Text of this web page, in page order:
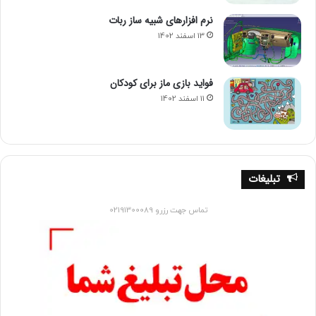
برنامه نویسی برای کنترل و ارتباط با سخت افزارهای ربات
استفاده می شود. کتابخانه هایی مانند ROS (Robot Operating
System) که یک فریمورک معروف در رباتیک است، پشتیبانی
کاملی از پایتون دارند و این امکان را فراهم می کنند تا برنامه های
کنترلی بر روی ربات ها به زبان پایتون نوشته شوند.
علاوه بر این، پایتون برای توسعه الگوریتم ها و راه حل های هوش
تشخیص شیء و پردازش تصاویر گرفته تا الگوریتم های هوشمند
برای ناوبری و برنامه ریزی حرکت، پایتون در این زمینه با استفاده
خود را پیدا کرده است.
کمک کرده و در جلب توجه توسعه دهندگان و محققان این حوزه
نقش بسزایی ایفا کرده است.
نرم افزارهای شبیه ساز ربات
13 اسفند 1402
فواید بازی ماز برای کودکان
11 اسفند 1402
تبلیغات
تماس جهت رزرو 02191300089